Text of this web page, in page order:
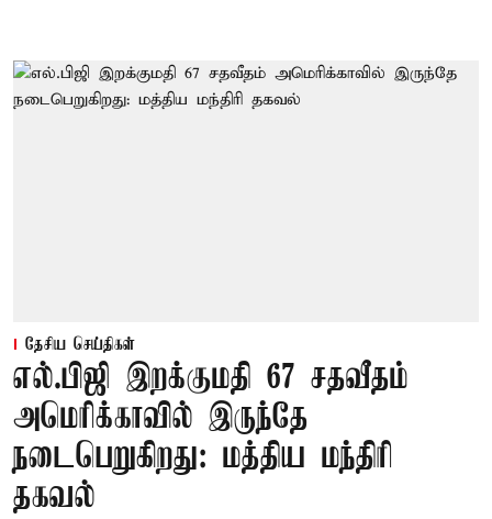
தேசிய செய்திகள்
எல்.பிஜி இறக்குமதி 67 சதவீதம்
அமெரிக்காவில் இருந்தே
நடைபெறுகிறது: மத்திய மந்திரி
தகவல்